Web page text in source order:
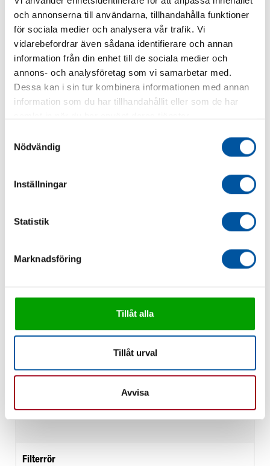
och annonserna till användarna, tillhandahålla funktioner
för sociala medier och analysera vår trafik. Vi
vidarebefordrar även sådana identifierare och annan
information från din enhet till de sociala medier och
annons- och analysföretag som vi samarbetar med.
Dessa kan i sin tur kombinera informationen med annan
information som du har tillhandahållit eller som de har
Nödvändig
Inställningar
Statistik
Marknadsföring
Tillåt alla
Tillåt urval
Avvisa
Filterrör